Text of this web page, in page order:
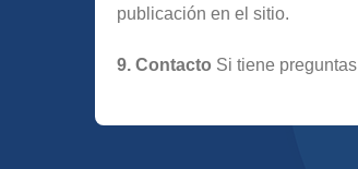
publicación en el sitio.
9. Contacto Si tiene